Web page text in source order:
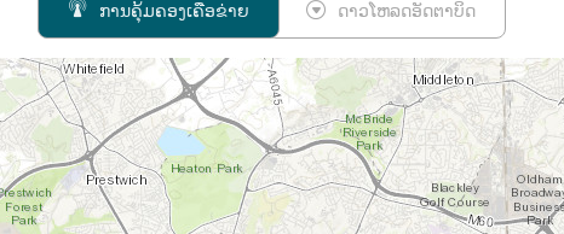
ການຄຸ້ມຄອງເຄືອຂ່າຍ ດາວໂຫລດອັດຕາບິດ